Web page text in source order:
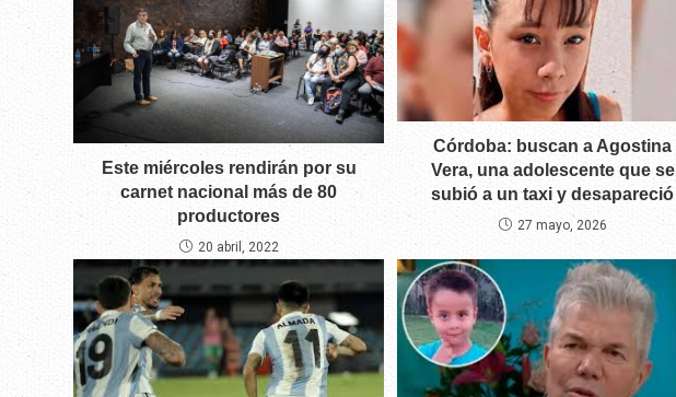
Este miércoles rendirán por su
carnet nacional más de 80
productores
20 abril, 2022
Córdoba: buscan a Agostina
Vera, una adolescente que se
subió a un taxi y desapareció
27 mayo, 2026